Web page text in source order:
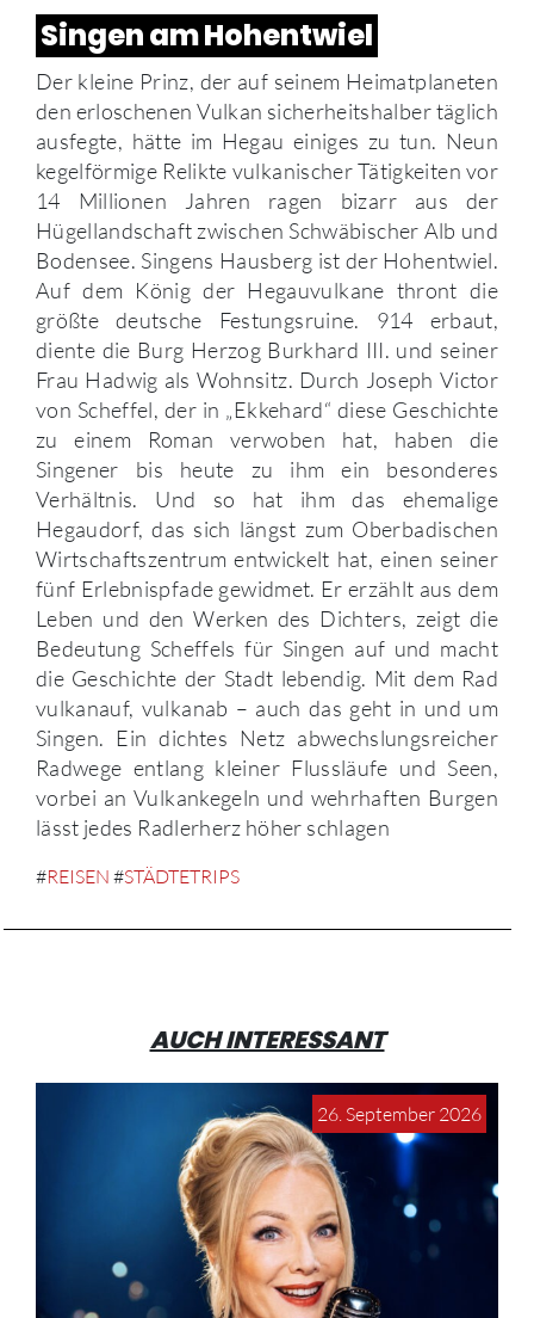
Singen am Hohentwiel
Der kleine Prinz, der auf seinem Heimatplaneten
den erloschenen Vulkan sicherheitshalber täglich
ausfegte, hätte im Hegau einiges zu tun. Neun
kegelförmige Relikte vulkanischer Tätigkeiten vor
14 Millionen Jahren ragen bizarr aus der
Hügellandschaft zwischen Schwäbischer Alb und
Bodensee. Singens Hausberg ist der Hohentwiel.
Auf dem König der Hegauvulkane thront die
größte deutsche Festungsruine. 914 erbaut,
diente die Burg Herzog Burkhard III. und seiner
Frau Hadwig als Wohnsitz. Durch Joseph Victor
von Scheffel, der in „Ekkehard“ diese Geschichte
zu einem Roman verwoben hat, haben die
Singener bis heute zu ihm ein besonderes
Verhältnis. Und so hat ihm das ehemalige
Hegaudorf, das sich längst zum Oberbadischen
Wirtschaftszentrum entwickelt hat, einen seiner
fünf Erlebnispfade gewidmet. Er erzählt aus dem
Leben und den Werken des Dichters, zeigt die
Bedeutung Scheffels für Singen auf und macht
die Geschichte der Stadt lebendig. Mit dem Rad
vulkanauf, vulkanab – auch das geht in und um
Singen. Ein dichtes Netz abwechslungsreicher
Radwege entlang kleiner Flussläufe und Seen,
vorbei an Vulkankegeln und wehrhaften Burgen
lässt jedes Radlerherz höher schlagen
#REISEN #STÄDTETRIPS
AUCH INTERESSANT
26. September 2026